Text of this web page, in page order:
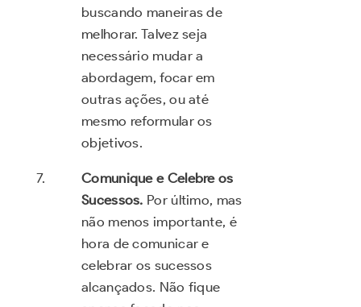
buscando maneiras de
melhorar. Talvez seja
necessário mudar a
abordagem, focar em
outras ações, ou até
mesmo reformular os
objetivos.
Comunique e Celebre os
Sucessos. Por último, mas
não menos importante, é
hora de comunicar e
celebrar os sucessos
alcançados. Não fique